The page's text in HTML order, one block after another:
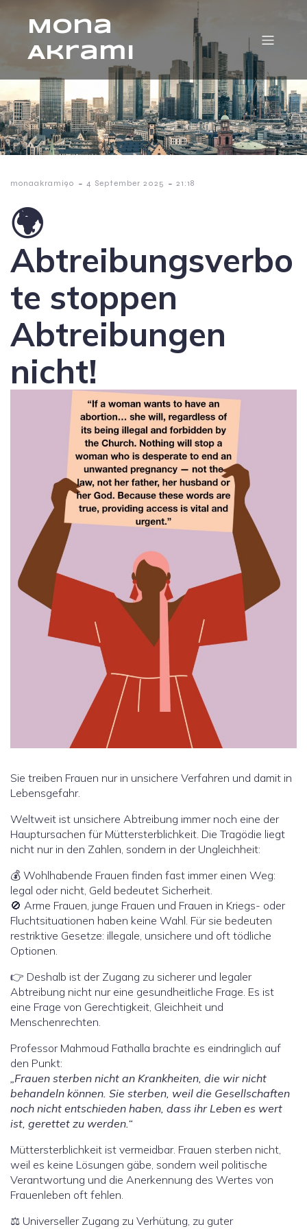
Mona
Akrami
monaakrami90 - 4 September 2025 - 21:18
🌍
Abtreibungsverbo
te stoppen
Abtreibungen
nicht!
Sie treiben Frauen nur in unsichere Verfahren und damit in
Lebensgefahr.
Weltweit ist unsichere Abtreibung immer noch eine der
Hauptursachen für Müttersterblichkeit. Die Tragödie liegt
nicht nur in den Zahlen, sondern in der Ungleichheit:
💰 Wohlhabende Frauen finden fast immer einen Weg:
legal oder nicht, Geld bedeutet Sicherheit.
🚫 Arme Frauen, junge Frauen und Frauen in Kriegs- oder
Fluchtsituationen haben keine Wahl. Für sie bedeuten
restriktive Gesetze: illegale, unsichere und oft tödliche
Optionen.
👉 Deshalb ist der Zugang zu sicherer und legaler
Abtreibung nicht nur eine gesundheitliche Frage. Es ist
eine Frage von Gerechtigkeit, Gleichheit und
Menschenrechten.
Professor Mahmoud Fathalla brachte es eindringlich auf
den Punkt:
„Frauen sterben nicht an Krankheiten, die wir nicht
behandeln können. Sie sterben, weil die Gesellschaften
noch nicht entschieden haben, dass ihr Leben es wert
ist, gerettet zu werden.“
Müttersterblichkeit ist vermeidbar. Frauen sterben nicht,
weil es keine Lösungen gäbe, sondern weil politische
Verantwortung und die Anerkennung des Wertes von
Frauenleben oft fehlen.
⚖️ Universeller Zugang zu Verhütung, zu guter